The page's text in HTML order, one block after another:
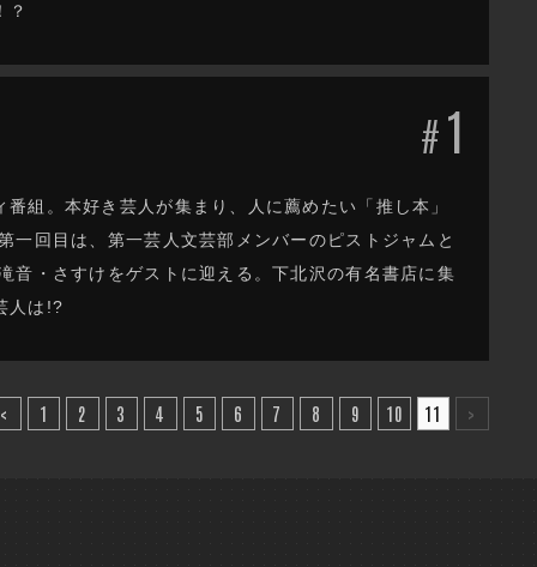
？
#1
組。本好き芸人が集まり、人に薦めたい「推し本」
回目は、第一芸人文芸部メンバーのピストジャムと
音・さすけをゲストに迎える。下北沢の有名書店に集
人は!?
< 1 2 3 4 5 6 7 8 9 10 11 >